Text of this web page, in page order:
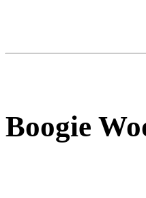
Boogie